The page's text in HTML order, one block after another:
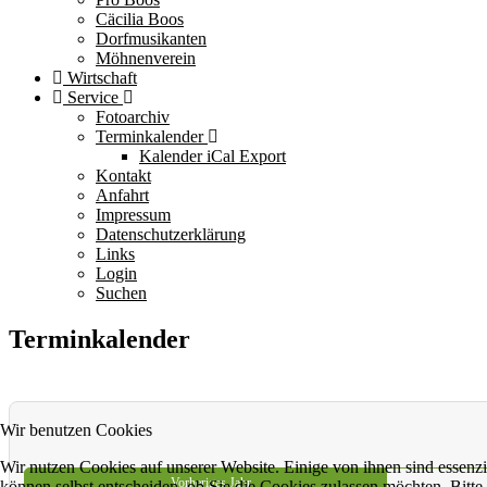
Cäcilia Boos
Dorfmusikanten
Möhnenverein
Wirtschaft
Service
Fotoarchiv
Terminkalender
Kalender iCal Export
Kontakt
Anfahrt
Impressum
Datenschutzerklärung
Links
Login
Suchen
Terminkalender
Vorheriges Jahr
Wir benutzen Cookies
Wir nutzen Cookies auf unserer Website. Einige von ihnen sind